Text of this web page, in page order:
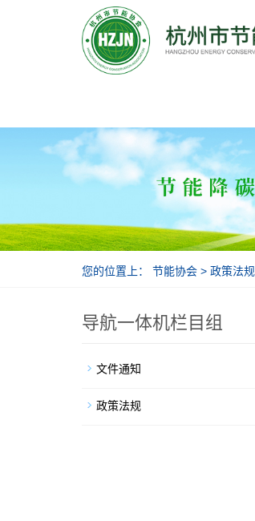
节能协会
您的位置上： 节能协会 > 政策法规
导航一体机栏目组
文件通知
政策法规